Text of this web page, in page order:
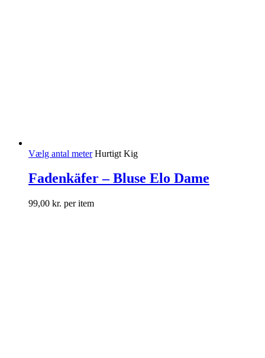
Vælg antal meter Hurtigt Kig
Fadenkäfer – Bluse Elo Dame
99,00 kr. per item